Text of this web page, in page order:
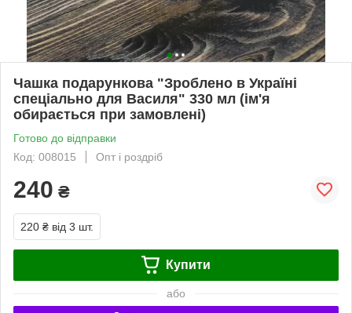
Чашка подарункова "Зроблено в Україні
спеціально для Василя" 330 мл (ім'я
обирається при замовлені)
Готово до відправки
Код: 008015
Опт і роздріб
240 ₴
220 ₴ від 3 шт.
Купити
або